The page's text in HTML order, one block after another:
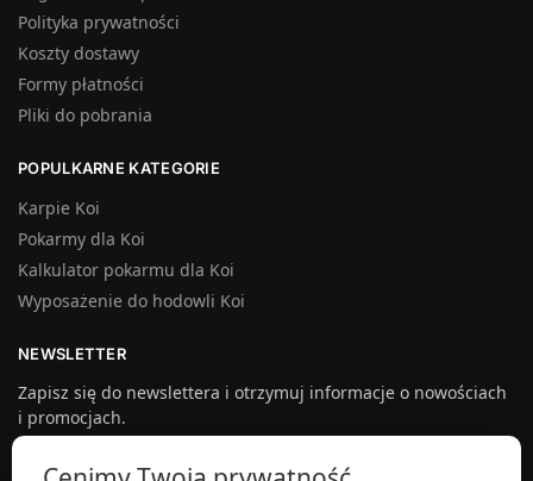
Polityka prywatności
Koszty dostawy
Formy płatności
Pliki do pobrania
POPULKARNE KATEGORIE
Karpie Koi
Pokarmy dla Koi
Kalkulator pokarmu dla Koi
Wyposażenie do hodowli Koi
NEWSLETTER
Zapisz się do newslettera i otrzymuj informacje o nowościach
i promocjach.